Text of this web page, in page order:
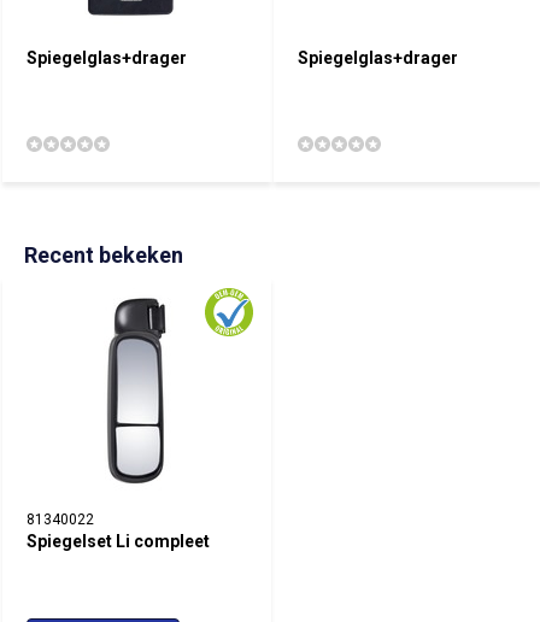
Spiegelglas+drager Spiegelglas+drager
Recent bekeken
81340022
Spiegelset Li compleet